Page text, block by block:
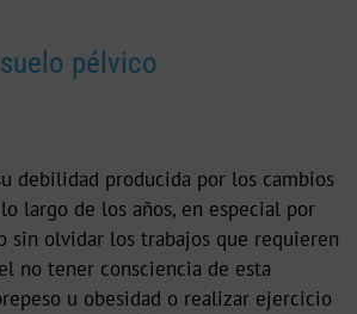
pélvico
debilidad producida por los cambios
largo de los años, en especial por
sin olvidar los trabajos que requieren
no tener consciencia de esta
u obesidad o realizar ejercicio